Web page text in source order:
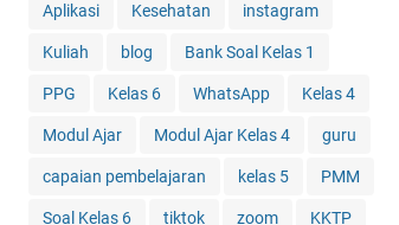
Aplikasi Kesehatan instagram
Kuliah blog Bank Soal Kelas 1
PPG Kelas 6 WhatsApp Kelas 4
Modul Ajar Modul Ajar Kelas 4 guru
capaian pembelajaran kelas 5 PMM
Soal Kelas 6 tiktok zoom KKTP